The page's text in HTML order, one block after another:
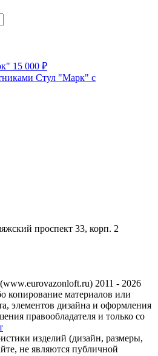
15 000 ₽
Стул "Марк" с
проспект 33, корп. 2
2011 - 2026
копирование материалов или
элементов дизайна и оформления
правообладателя и только со
изделий (дизайн, размеры,
не являются публичной